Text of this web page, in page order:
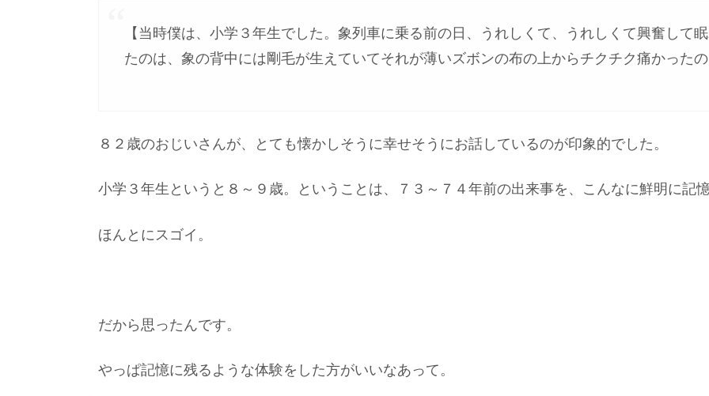
【当時僕は、小学３年生でした。象列車に乗る前の日、うれしくて、うれしくて興奮して
たのは、象の背中には剛毛が生えていてそれが薄いズボンの布の上からチクチク痛かったの
８２歳のおじいさんが、とても懐かしそうに幸せそうにお話しているのが印象的でした。
小学３年生というと８～９歳。ということは、７３～７４年前の出来事を、こんなに鮮明に記
ほんとにスゴイ。
だから思ったんです。
やっぱ記憶に残るような体験をした方がいいなあって。